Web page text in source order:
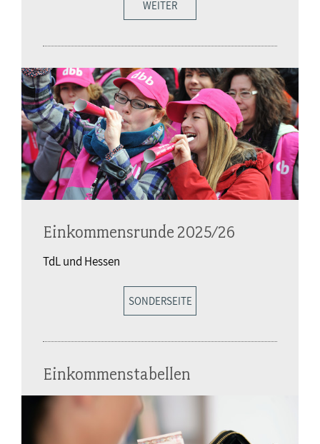
WEITER
Einkommensrunde 2025/26
TdL und Hessen
SONDERSEITE
Einkommenstabellen